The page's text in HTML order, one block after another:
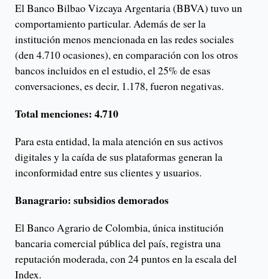
El Banco Bilbao Vizcaya Argentaria (BBVA) tuvo un
comportamiento particular. Además de ser la
institución menos mencionada en las redes sociales
(den 4.710 ocasiones), en comparación con los otros
bancos incluidos en el estudio, el 25% de esas
conversaciones, es decir, 1.178, fueron negativas.
Total menciones: 4.710
Para esta entidad, la mala atención en sus activos
digitales y la caída de sus plataformas generan la
inconformidad entre sus clientes y usuarios.
Banagrario: subsidios demorados
El Banco Agrario de Colombia, única institución
bancaria comercial pública del país, registra una
reputación moderada, con 24 puntos en la escala del
Index.